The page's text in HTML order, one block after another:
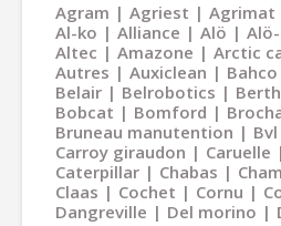
Agram Agriest Agrimat
Al-ko
Alliance Alö
Altec
Amazone Arctic
Autres
Auxiclean Bahco
Belair
Belrobotics
Bobcat
Bomford
Bruneau manutention
Bvl
Carroy giraudon
Caruelle
Caterpillar
Chabas
Claas
Cochet Cornu
Dangreville
Del morino